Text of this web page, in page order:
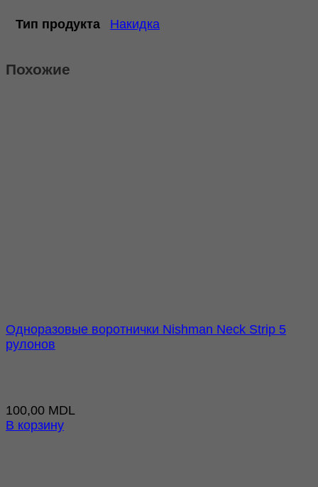
Тип продукта Накидка
Похожие
Одноразовые воротнички Nishman Neck Strip 5
рулонов
100,00 MDL
В корзину